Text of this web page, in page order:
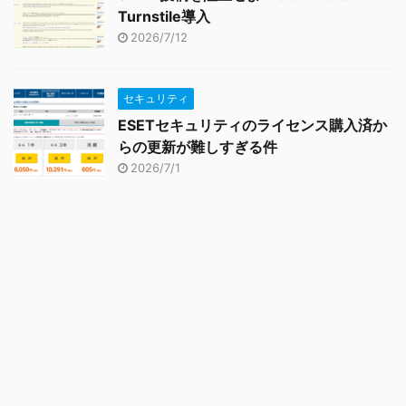
Turnstile導入
2026/7/12
セキュリティ
ESETセキュリティのライセンス購入済か
らの更新が難しすぎる件
2026/7/1